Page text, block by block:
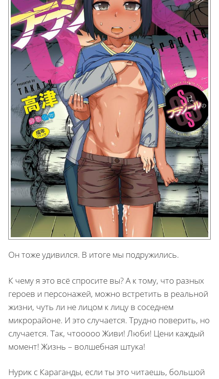
Он тоже удивился. В итоге мы подружились.
К чему я это всё спросите вы? А к тому, что разных
героев и персонажей, можно встретить в реальной
жизни, чуть ли не лицом к лицу в соседнем
микрорайоне. И это случается. Трудно поверить, но
случается. Так, чтооооо Живи! Люби! Цени каждый
момент! Жизнь – волшебная штука!
Нурик с Караганды, если ты это читаешь, большой